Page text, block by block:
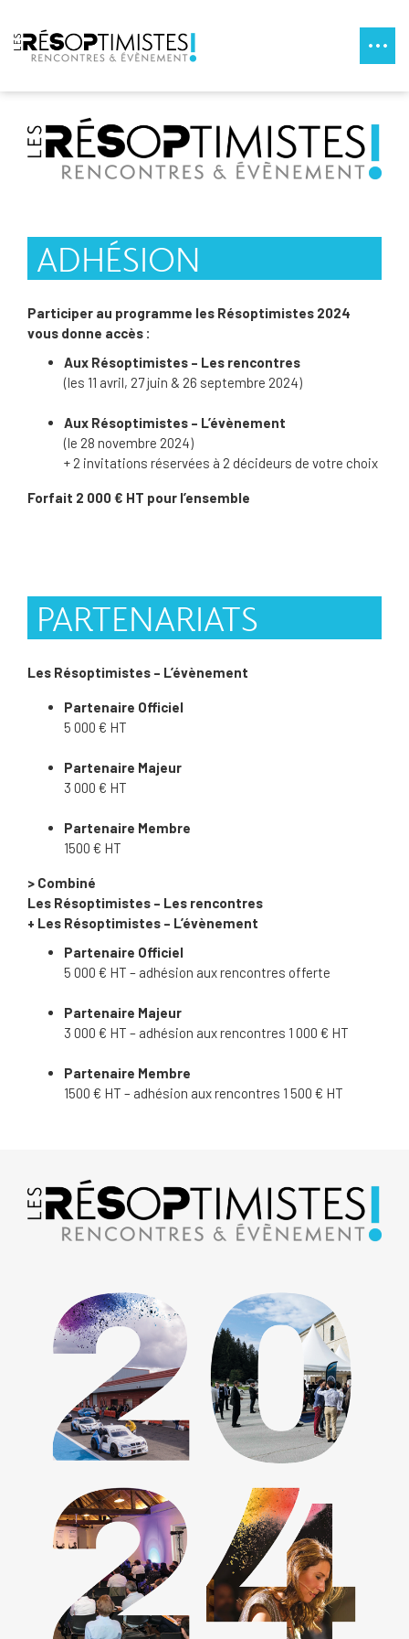
ADHÉSION
Participer au programme les Résoptimistes 2024
vous donne accès :
Aux Résoptimistes – Les rencontres
(les 11 avril, 27 juin & 26 septembre 2024)
Aux Résoptimistes – L’évènement
(le 28 novembre 2024)
+ 2 invitations réservées à 2 décideurs de votre choix
Forfait 2 000 € HT pour l’ensemble
PARTENARIATS
Les Résoptimistes – L’évènement
Partenaire Officiel
5 000 € HT
Partenaire Majeur
3 000 € HT
Partenaire Membre
1500 € HT
> Combiné
Les Résoptimistes – Les rencontres
+ Les Résoptimistes – L’évènement
Partenaire Officiel
5 000 € HT – adhésion aux rencontres offerte
Partenaire Majeur
3 000 € HT – adhésion aux rencontres 1 000 € HT
Partenaire Membre
1500 € HT – adhésion aux rencontres 1 500 € HT